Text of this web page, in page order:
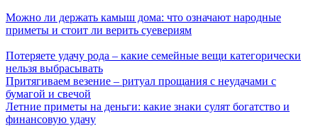
Можно ли держать камыш дома: что означают народные
приметы и стоит ли верить суевериям
Потеряете удачу рода – какие семейные вещи категорически
нельзя выбрасывать
Притягиваем везение – ритуал прощания с неудачами с
бумагой и свечой
Летние приметы на деньги: какие знаки сулят богатство и
финансовую удачу